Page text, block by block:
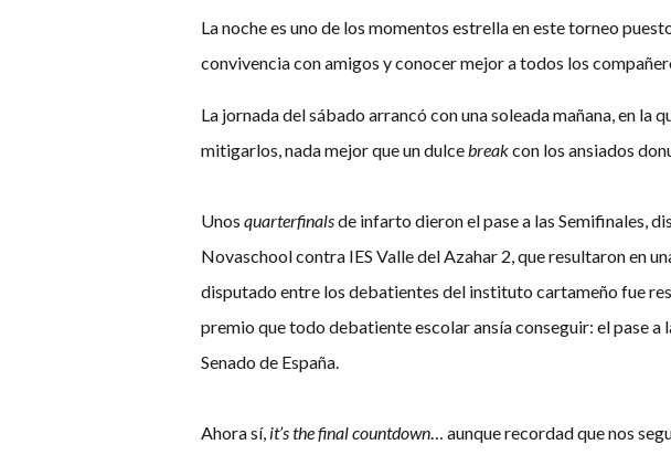
La noche es uno de los momentos estrella en este torneo
convivencia con amigos y conocer mejor a todos los
La jornada del sábado arrancó con una soleada mañana, en
mitigarlos, nada mejor que un dulce breakcon los ansiados
Unos quarterfinalsde infarto dieron el pase a las Semifinales,
Novaschool contra IES Valle del Azahar 2, que resultaron en
disputado entre los debatientes del instituto cartameño fue
premio que todo debatiente escolar ansía conseguir: el pase a
Senado de España.
Ahora sí, it’s the final countdown … aunque recordad que nos